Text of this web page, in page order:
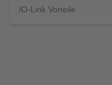
IO-Link Vorteile